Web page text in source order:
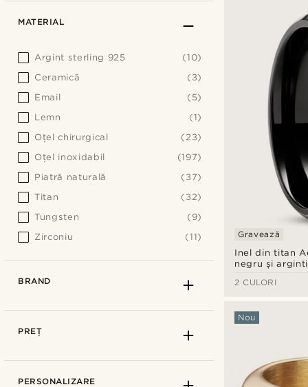
Inel din titan
negru și
Gravează
2 CULORI
Nou
MATERIAL
Argint sterling 925
(10)
Ceramică
(3)
Email
(5)
Lemn
(1)
Oțel chirurgical
(23)
Oţel inoxidabil
(197)
Piatră naturală
(37)
Titan
(32)
Tungsten
(9)
Zirconiu
(11)
BRAND
PREȚ
PERSONALIZARE